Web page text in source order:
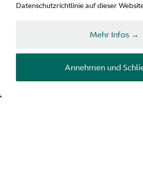
Datenschutzrichtlinie auf dieser
Mehr Infos →
Annehmen und
Anfragen